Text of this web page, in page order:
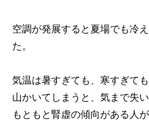
空調が発展すると夏場でも冷
た。
気温は暑すぎても、寒すぎて
山かいてしまうと、気まで失い
もともと腎虚の傾向がある人